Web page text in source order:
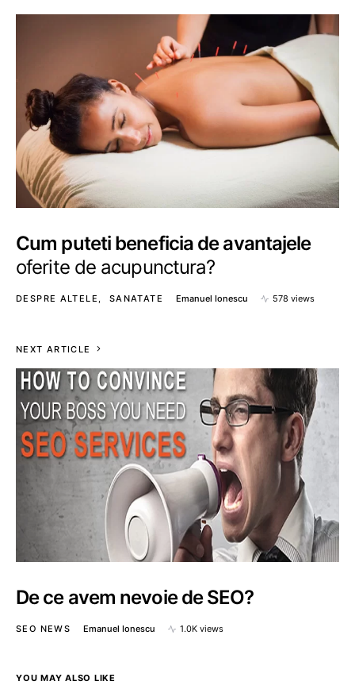
Cum puteti beneficia de avantajele
oferite de acupunctura?
DESPRE ALTELE SANATATE Emanuel Ionescu 578 views
NEXT ARTICLE
De ce avem nevoie de SEO?
SEO NEWS Emanuel Ionescu 1.0K views
YOU MAY ALSO LIKE